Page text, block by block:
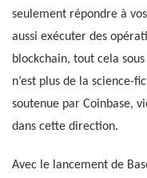
seulement répondre à
aussi exécuter des
blockchain, tout cela
n’est plus de la science-
soutenue par Coinbase,
dans cette direction.
Avec le lancement de